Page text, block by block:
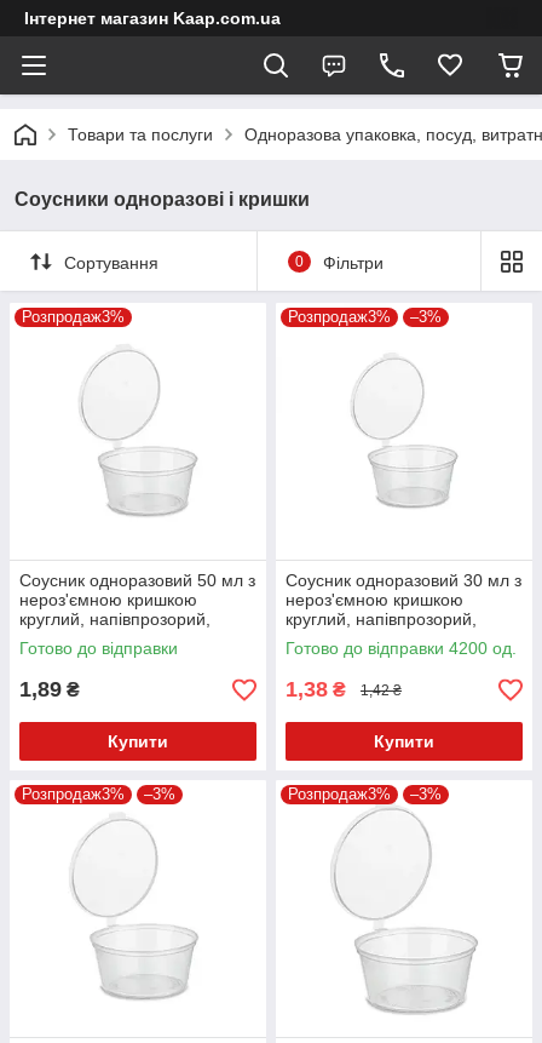
Інтернет магазин Kaap.com.ua
Товари та послуги Одноразова упаковка, посуд,
Соусники одноразові і кришки
Сортування 0 Фільтри
Розпродаж3%
Соусник одноразовий 50 мл з
нероз'ємною кришкою
круглий, напівпрозорий,
пластиковий РР 50 шт.
Готово до відправки
1,89 ₴
Купити
Розпродаж3% –3%
Соусник одноразовий 30 мл з
нероз'ємною кришкою
круглий, напівпрозорий,
пластиковий РР 50 шт.
Готово до відправки 4200 од.
1,38 ₴ 1,42 ₴
Купити
Розпродаж3% –3% Розпродаж3% –3%